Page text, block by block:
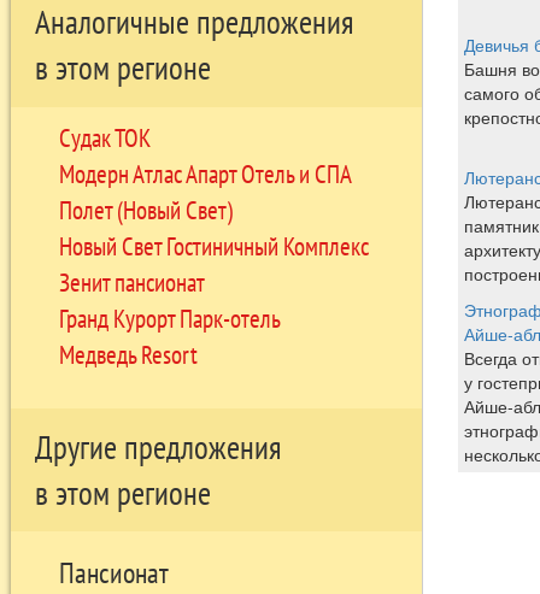
Аналогичные предложения
в этом регионе
Судак ТОК
Модерн Атлас Апарт Отель и СПА
Полет (Новый Свет)
Новый Свет Гостиничный Комплекс
Зенит пансионат
Гранд Курорт Парк-отель
Медведь Resort
Другие предложения
в этом регионе
Пансионат
Девичья
Башня
самого
Айше-
Всегда
у
Айше-